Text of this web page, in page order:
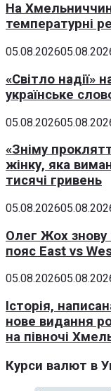
На
температурні
05.08.2026
«Світло надії»
українське
05.08.2026
«Зніму
жінку, яка
тисячі гривень
05.08.2026
Олег Жох знову
пояс East vs
05.08.2026
Історія,
нове видання
на півночі
Курси валют в